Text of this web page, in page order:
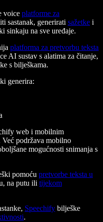
voice platforme za
sastanak, generirati sažetke i
sinkaju na sve uređaje.
platforma za pretvorbu teksta
AI sustav s alatima za čitanje,
s bilješkama.
generira:
web i mobilnim
podržava mobilno
mogućnosti snimanja s
pomoću pretvorbe teksta u
na putu ili tijekom
Speechify bilješke
.